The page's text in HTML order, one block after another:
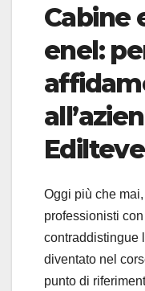
Cabine
enel:
Oggi più che
professionisti
contraddistingue
diventato nel
punto di